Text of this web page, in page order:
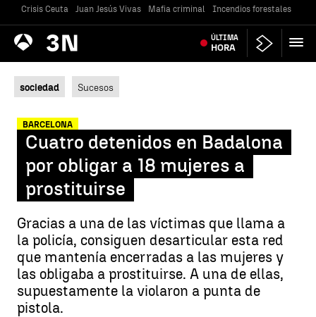
Crisis Ceuta Juan Jesús Vivas Mafia criminal Incendios forestales
Antena
3 Noticias ÚLTIMA
HORA
sociedad Sucesos
BARCELONA
Cuatro detenidos en Badalona
por obligar a 18 mujeres a
prostituirse
Gracias a una de las víctimas que llama a
la policía, consiguen desarticular esta red
que mantenía encerradas a las mujeres y
las obligaba a prostituirse. A una de ellas,
supuestamente la violaron a punta de
pistola.